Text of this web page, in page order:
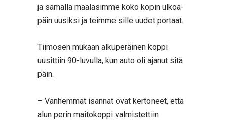
ja samalla maalasimme koko kopin ulkoa-
päin uusiksi ja teimme sille uudet portaat.
Tiimosen mukaan alkuperäinen koppi
uusittiin 90-luvulla, kun auto oli ajanut sitä
päin.
– Vanhemmat isännät ovat kertoneet, että
alun perin maitokoppi valmistettiin